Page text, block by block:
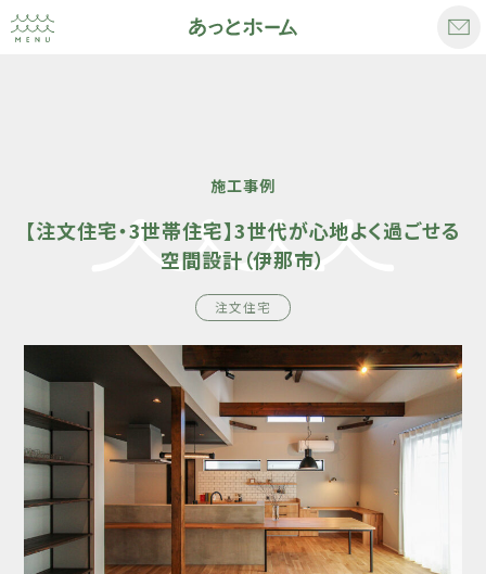
施工事例
【注文住宅・3世帯住宅】3世代が心地よく過ごせる
空間設計（伊那市）
注文住宅